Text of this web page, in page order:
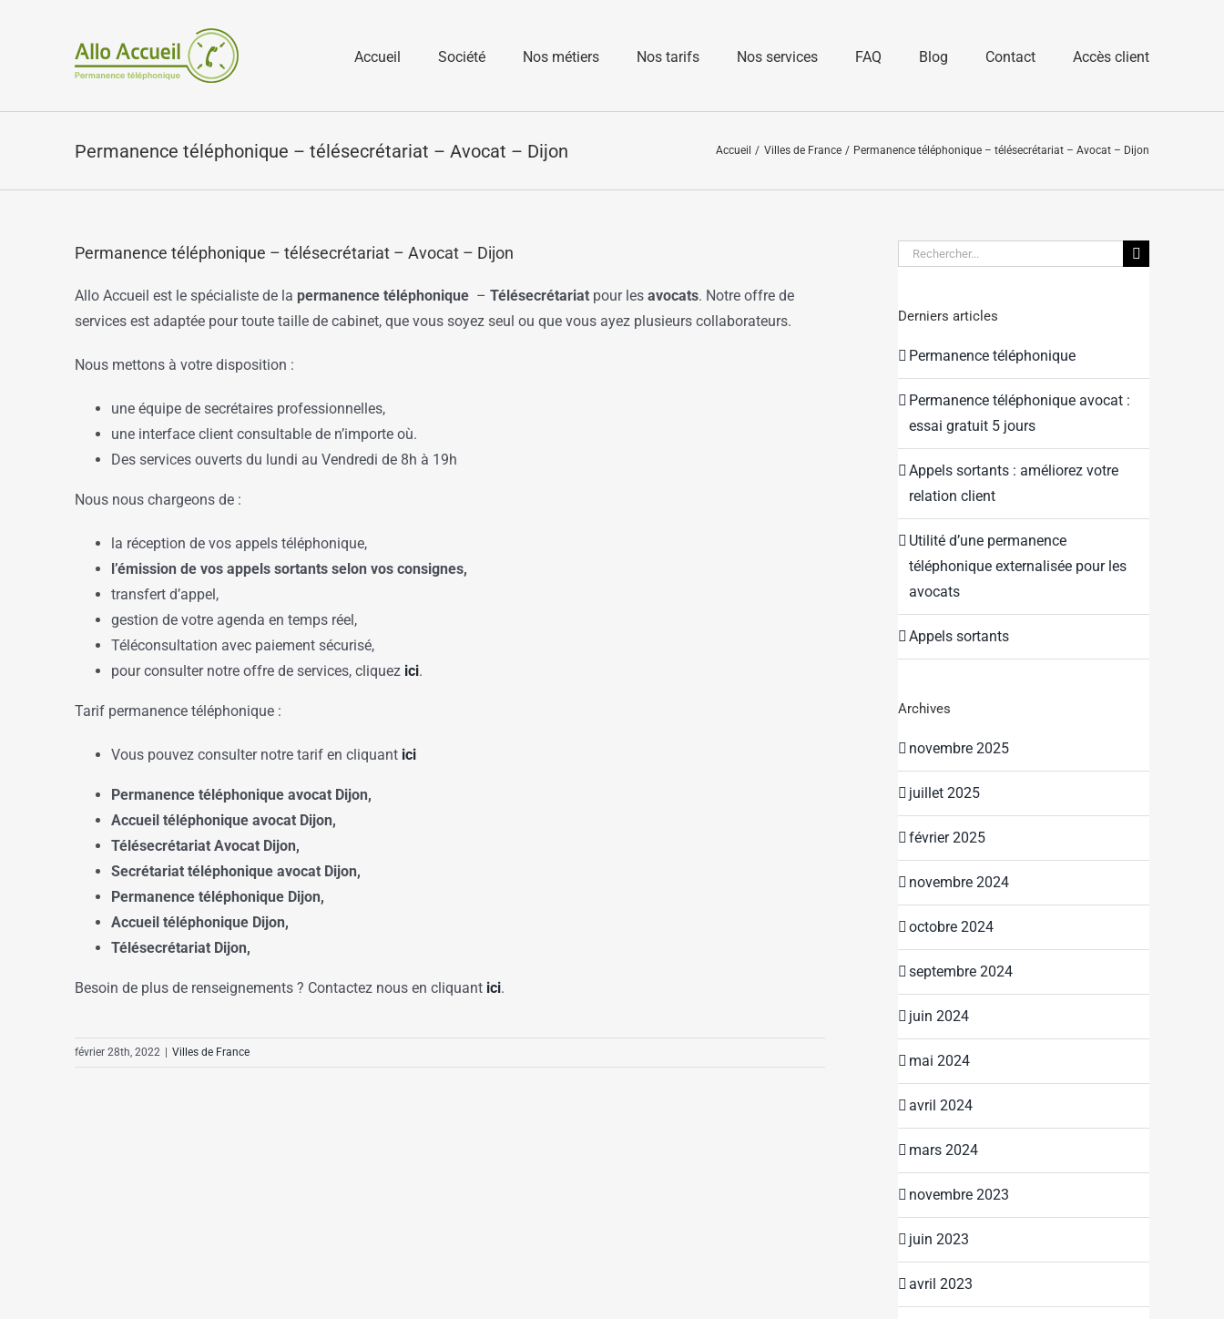
Accueil Société Nos métiers Nos tarifs Nos services FAQ Blog Contact Accès client
Permanence téléphonique – télésecrétariat – Avocat – Dijon Accueil Villes de France Permanence téléphonique – télésecrétariat – Avocat – Dijon
Permanence téléphonique – télésecrétariat – Avocat – Dijon
Allo Accueil est le spécialiste de la permanence téléphonique – Télésecrétariat pour les avocats. Notre offre de
services est adaptée pour toute taille de cabinet, que vous soyez seul ou que vous ayez plusieurs collaborateurs.
Nous mettons à votre disposition :
une équipe de secrétaires professionnelles,
une interface client consultable de n’importe où.
Des services ouverts du lundi au Vendredi de 8h à 19h
Nous nous chargeons de :
la réception de vos appels téléphonique,
l’émission de vos appels sortants selon vos consignes,
transfert d’appel,
gestion de votre agenda en temps réel,
Téléconsultation avec paiement sécurisé,
pour consulter notre offre de services, cliquez ici.
Tarif permanence téléphonique :
Vous pouvez consulter notre tarif en cliquant ici
Permanence téléphonique avocat Dijon,
Accueil téléphonique avocat Dijon,
Télésecrétariat Avocat Dijon,
Secrétariat téléphonique avocat Dijon,
Permanence téléphonique Dijon,
Accueil téléphonique Dijon,
Télésecrétariat Dijon,
Besoin de plus de renseignements ? Contactez nous en cliquant ici.
février 28th, 2022 | Villes de France
Rechercher:
Derniers articles
Permanence téléphonique
Permanence téléphonique avocat :
essai gratuit 5 jours
Appels sortants : améliorez votre
relation client
Utilité d’une permanence
téléphonique externalisée pour les
avocats
Appels sortants
Archives
novembre 2025
juillet 2025
février 2025
novembre 2024
octobre 2024
septembre 2024
juin 2024
mai 2024
avril 2024
mars 2024
novembre 2023
juin 2023
avril 2023